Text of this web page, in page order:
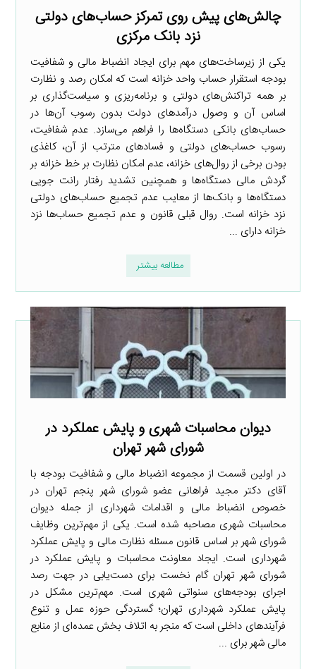
چالش‌های پیش روی تمرکز حساب‌های دولتی
نزد بانک مرکزی
یکی از زیرساخت‌های مهم برای ایجاد انضباط مالی و شفافیت
بودجه استقرار حساب واحد خزانه است که امکان رصد و نظارت
بر همه تراکنش‌های دولتی و برنامه‌ریزی و سیاست‌گذاری بر
اساس آن و وصول درآمدهای دولت بدون رسوب آن‌ها در
حساب‌های بانکی دستگاه‌ها را فراهم می‌سازد. عدم شفافیت،
رسوب حساب‌های دولتی و فسادهای مترتب از آن، کاغذی
بودن برخی از روال‌های خزانه، عدم امکان نظارت بر خط خزانه بر
گردش مالی دستگاه‌ها و همچنین تشدید رفتار رانت جویی
دستگاه‌ها و بانک‌ها از معایب عدم تجمیع حساب‌های دولتی
نزد خزانه است. روال قبلی قانون و عدم تجمیع حساب‌ها نزد
خزانه دارای ...
مطالعه بیشتر
دیوان محاسبات شهری و پایش عملکرد در
شورای شهر تهران
در اولین قسمت از مجموعه انضباط مالی و شفافیت بودجه با
آقای دکتر مجید فراهانی عضو شورای شهر پنجم تهران در
خصوص انضباط مالی و اقدامات شهرداری از جمله دیوان
محاسبات شهری مصاحبه شده است. یکی از مهم‌ترین وظایف
شورای شهر بر اساس قانون مسئله نظارت مالی و پایش عملکرد
شهرداری است. ایجاد معاونت محاسبات و پایش عملکرد در
شورای شهر تهران گام نخست برای دست‌یابی در جهت رصد
اجرای بودجه‌های سنواتی شهری است. مهم‌ترین مشکل در
پایش عملکرد شهرداری تهران؛ گستردگی حوزه عمل و تنوع
فرآیندهای داخلی است که منجر به اتلاف بخش عمده‌ای از منابع
مالی شهر برای ...